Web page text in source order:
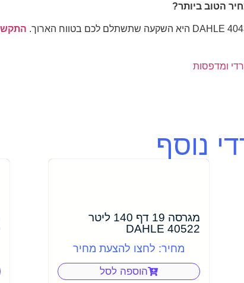
ומדפסות
נוסף
מגרסה 19 דף 140 ליטר
40522 DAHLE
מחיר: לחצו להצעת מחיר
הוספה לסל